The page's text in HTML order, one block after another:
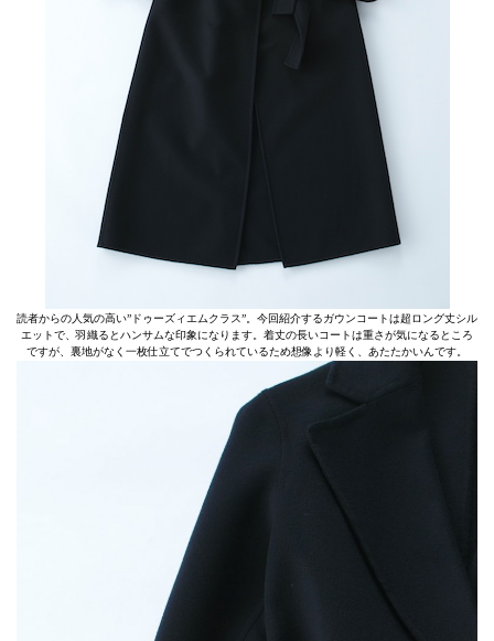
読者からの人気の高い”ドゥーズィエムクラス”。今回紹介するガウンコートは超ロング丈シル
エットで、羽織るとハンサムな印象になります。着丈の長いコートは重さが気になるところ
ですが、裏地がなく一枚仕立てでつくられているため想像より軽く、あたたかいんです。